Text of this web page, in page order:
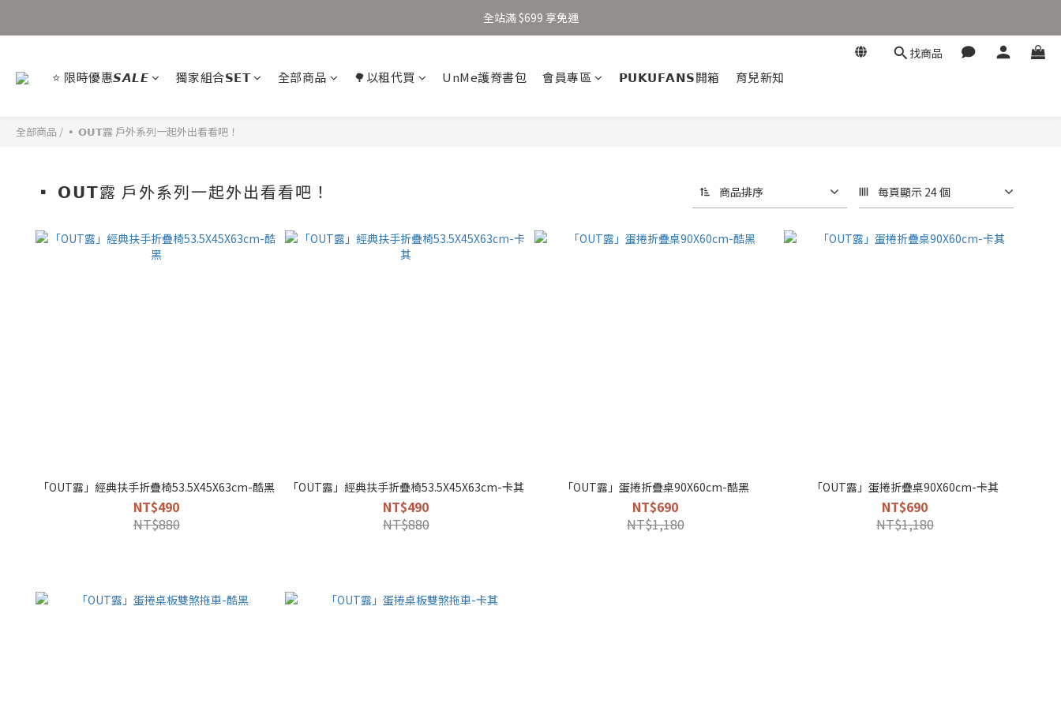
加入新會員得 $100 購物金 👉🏻
全站滿 $699 享免運
找商品
⭐ 限時優惠𝙎𝘼𝙇𝙀 獨家組合𝗦𝗘𝗧 全部商品 🌳以租代買 UnMe護脊書包 會員專區 𝗣𝗨𝗞𝗨𝗙𝗔𝗡𝗦開箱 育兒新知
全部商品 / ▪ 𝗢𝗨𝗧露 戶外系列一起外出看看吧！
▪ 𝗢𝗨𝗧露 戶外系列一起外出看看吧！ 商品排序 每頁顯示 24 個
「OUT露」經典扶手折疊椅53.5X45X63cm-酷黑
NT$490
NT$880
「OUT露」經典扶手折疊椅53.5X45X63cm-卡其
NT$490
NT$880
「OUT露」蛋捲折疊桌90X60cm-酷黑
NT$690
NT$1,180
「OUT露」蛋捲折疊桌90X60cm-卡其
NT$690
NT$1,180